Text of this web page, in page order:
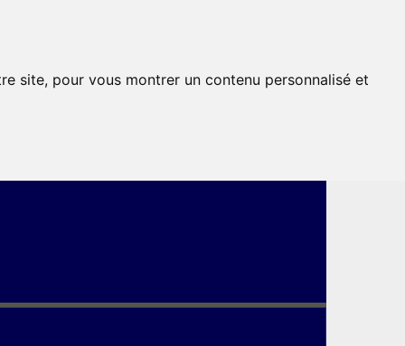
site, pour vous montrer un contenu personnalisé et